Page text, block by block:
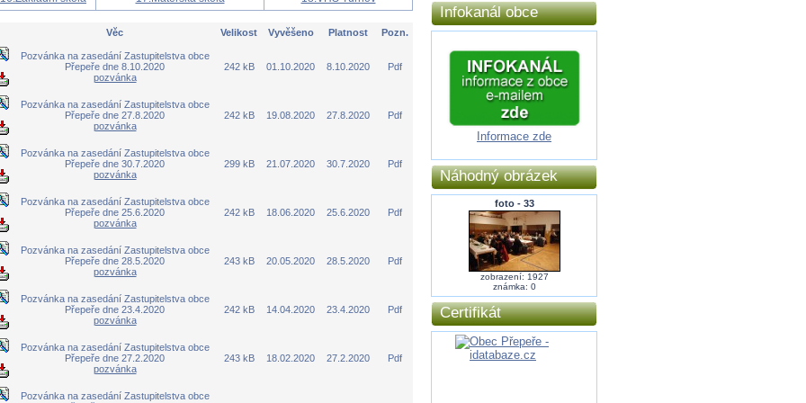
Věc Velikost Vyvěšeno Platnost Pozn.
Pozvánka na zasedání Zastupitelstva obce
Přepeře dne 8.10.2020
pozvánka
242 kB 01.10.2020 8.10.2020 Pdf
Pozvánka na zasedání Zastupitelstva obce
Přepeře dne 27.8.2020
pozvánka
242 kB 19.08.2020 27.8.2020 Pdf
Pozvánka na zasedání Zastupitelstva obce
Přepeře dne 30.7.2020
pozvánka
299 kB 21.07.2020 30.7.2020 Pdf
Pozvánka na zasedání Zastupitelstva obce
Přepeře dne 25.6.2020
pozvánka
242 kB 18.06.2020 25.6.2020 Pdf
Pozvánka na zasedání Zastupitelstva obce
Přepeře dne 28.5.2020
pozvánka
243 kB 20.05.2020 28.5.2020 Pdf
Pozvánka na zasedání Zastupitelstva obce
Přepeře dne 23.4.2020
pozvánka
242 kB 14.04.2020 23.4.2020 Pdf
Pozvánka na zasedání Zastupitelstva obce
Přepeře dne 27.2.2020
pozvánka
243 kB 18.02.2020 27.2.2020 Pdf
Pozvánka na zasedání Zastupitelstva obce
Infokanál obce
Informace zde
Náhodný obrázek
foto - 33
zobrazení: 1927
známka: 0
Certifikát